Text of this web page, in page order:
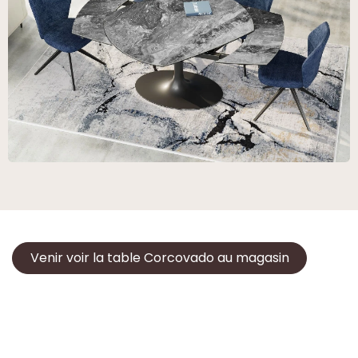
Venir voir la table Corcovado au magasin